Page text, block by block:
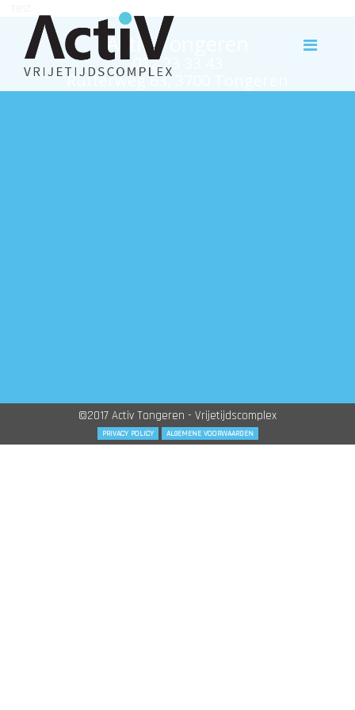
Activ Tongeren
012 23 33 43
Rutterweg 63, 3700 Tongeren
©2017 Activ Tongeren - Vrijetijdscomplex
PRIVACY POLICY ALGEMENE VOORWAARDEN